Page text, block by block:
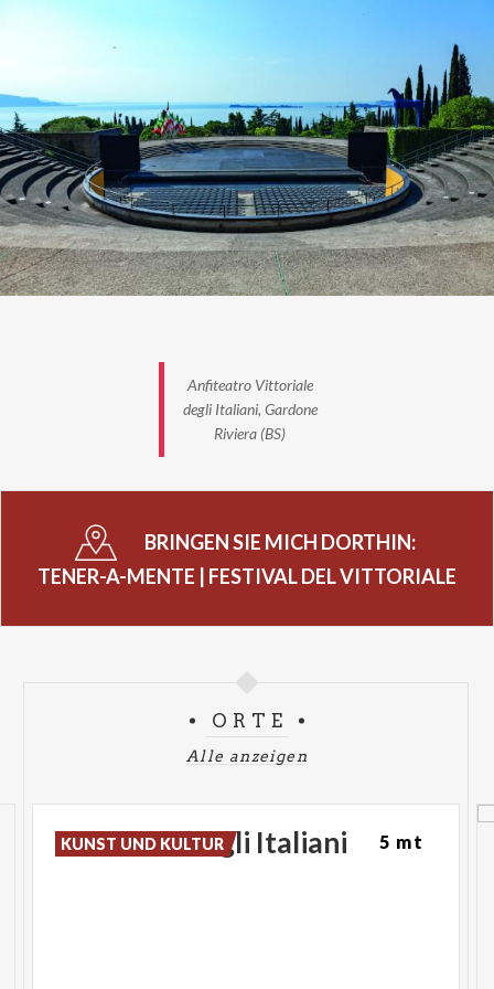
Anfiteatro Vittoriale
degli Italiani, Gardone
Riviera (BS)
BRINGEN SIE MICH DORTHIN:
TENER-A-MENTE | FESTIVAL DEL VITTORIALE
ORTE
Alle anzeigen
Vittorialedegli Italiani
KUNST UND KULTUR 5 mt